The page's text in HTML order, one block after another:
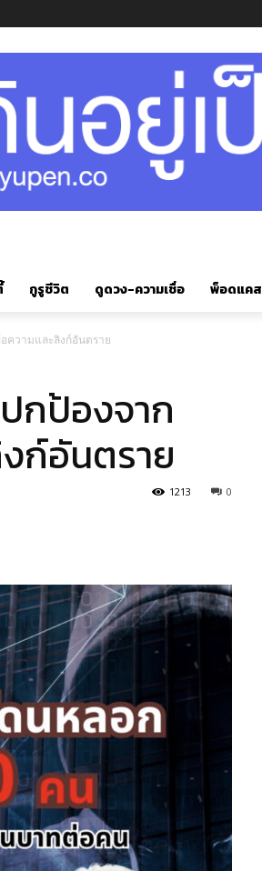
กูรูชีวิต ดูดวง-ความเชื่อ พ็อดแคส
ความและลิงก์อันตราย
กป้องจาก
ก์อันตราย
0
1213